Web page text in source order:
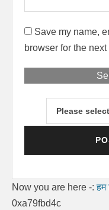
Save my name,
browser for the
Now you are here -: हम
0xa79fbd4c